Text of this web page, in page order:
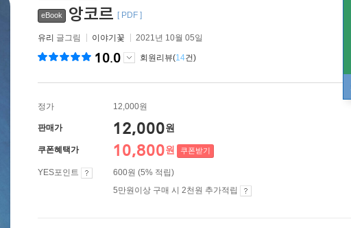
eBook 앙코르 [ PDF ]
유리 글그림 이야기꽃 2021년 10월 05일
10.0 회원리뷰(14건)
정가 12,000원
판매가 12,000원
쿠폰혜택가 10,800원 쿠폰받기
YES포인트
600원 (5% 적립)
5만원이상 구매 시 2천원 추가적립